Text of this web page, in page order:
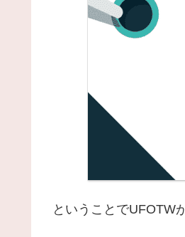
ということでUFOTW